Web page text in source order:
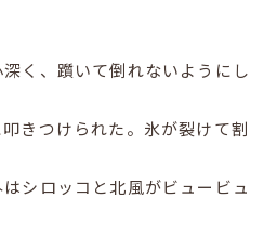
く、躓いて倒れないようにし
きつけられた。氷が裂けて割
シロッコと北風がビュービュ